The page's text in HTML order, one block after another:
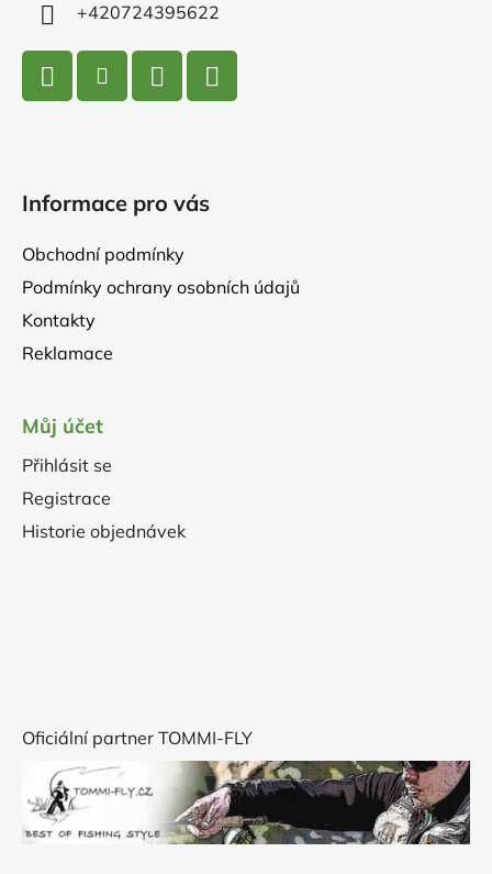
+420724395622
Informace pro vás
Obchodní podmínky
Podmínky ochrany osobních údajů
Kontakty
Reklamace
Můj účet
Přihlásit se
Registrace
Historie objednávek
Oficiální partner TOMMI-FLY